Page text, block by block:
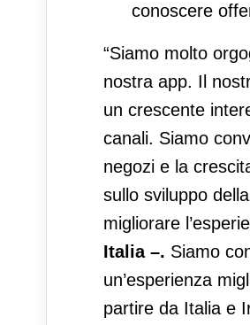
conoscere
“Siamo molto
nostra app. Il
un crescente
canali. Siamo
negozi e la
sullo sviluppo
migliorare
Italia –. Siamo
un’esperienza
partire da Italia e